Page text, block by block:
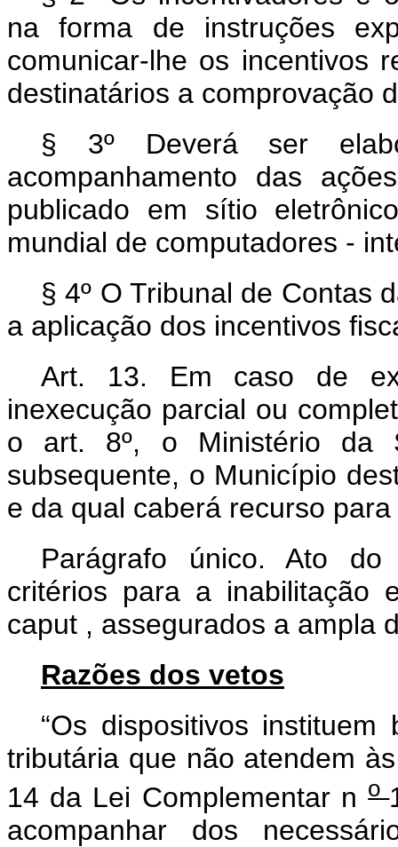
na forma de instruções
comunicar-lhe os incentivos
destinatários a comprovação
§ 3º Deverá ser
acompanhamento das
publicado em sítio
mundial de computadores -
§ 4º O Tribunal de Contas
a aplicação dos incentivos
Art. 13. Em caso de
inexecução parcial ou
o art. 8º, o Ministério da
subsequente, o Município
e da qual caberá recurso
Parágrafo único. Ato do
critérios para a inabilitação
caput , assegurados a ampla
Razões dos vetos
“Os dispositivos
tributária que não atendem
14 da Lei Complementar no
acompanhar dos